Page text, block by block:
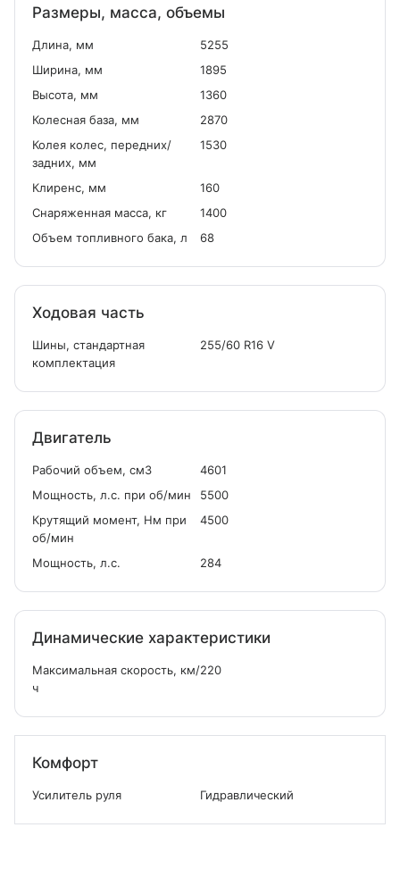
Размеры, масса, объемы
Длина, мм
5255
Ширина, мм
1895
Высота, мм
1360
Колесная база, мм
2870
Колея колес, передних/
задних, мм
1530
Клиренс, мм
160
Снаряженная масса, кг
1400
Объем топливного бака, л
68
Ходовая часть
Шины, стандартная
комплектация
255/60 R16 V
Двигатель
Рабочий объем, см3
4601
Мощность, л.с. при об/мин
5500
Крутящий момент, Нм при
об/мин
4500
Мощность, л.с. 284
Динамические характеристики
Максимальная скорость, км/
ч
220
Комфорт
Усилитель руля Гидравлический